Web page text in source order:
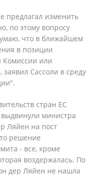
предлагал изменить
по этому вопросу
что в ближайшем
в позиции
Комиссии или
Сассоли в среду
стран ЕС
министра
Ляйен на пост
решение
- все, кроме
воздержалась. По
дер Ляйен не нашла